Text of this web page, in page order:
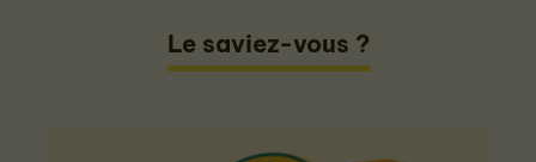
Le saviez-vous ?